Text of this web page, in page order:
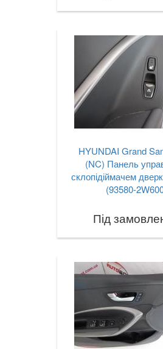
HYUNDAI Grand
(NC) Панель
склопідіймачем
(93580-
Під